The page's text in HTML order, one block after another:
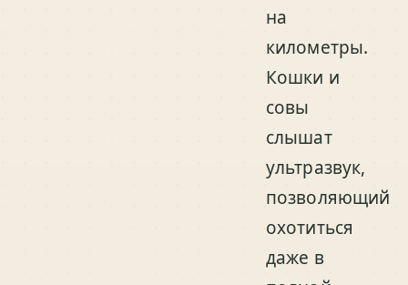
на
километры.
Кошки и
совы
слышат
ультразвук,
позволяющий
охотиться
даже в